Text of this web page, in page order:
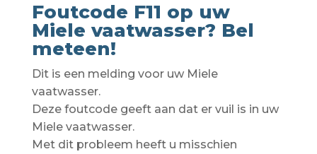
Foutcode F11 op uw
Miele vaatwasser? Bel
meteen!
Dit is een melding voor uw Miele
vaatwasser.
Deze foutcode geeft aan dat er vuil is in uw
Miele vaatwasser.
Met dit probleem heeft u misschien